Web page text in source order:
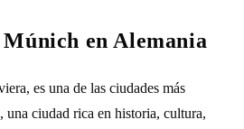
en Alemania
es una de las ciudades más
una ciudad rica en historia, cultura,